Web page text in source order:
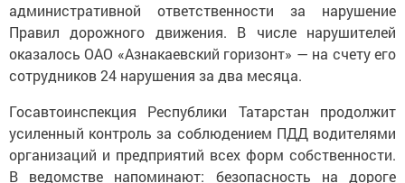
административной ответственности за нарушение
Правил дорожного движения. В числе нарушителей
оказалось ОАО «Азнакаевский горизонт» — на счету его
сотрудников 24 нарушения за два месяца.
Госавтоинспекция Республики Татарстан продолжит
усиленный контроль за соблюдением ПДД водителями
организаций и предприятий всех форм собственности.
В ведомстве напоминают: безопасность на дороге